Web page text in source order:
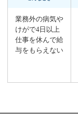
業務外の病気や
けがで4日以上
仕事を休んで給
与をもらえない